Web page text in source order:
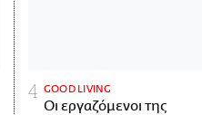
GOOD LIVING
Οι εργαζόμενοι της